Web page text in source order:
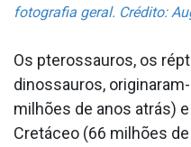
fotografia geral. Crédito:
Os pterossauros, os
dinossauros,
milhões de anos atrás)
Cretáceo (66 milhões